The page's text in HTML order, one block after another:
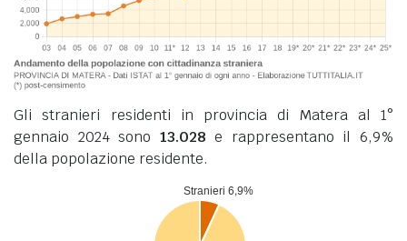
Gli stranieri residenti in provincia di Matera al 1°
gennaio 2024 sono 13.028 e rappresentano il 6,9%
della popolazione residente.